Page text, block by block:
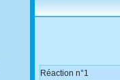
Réaction n°1